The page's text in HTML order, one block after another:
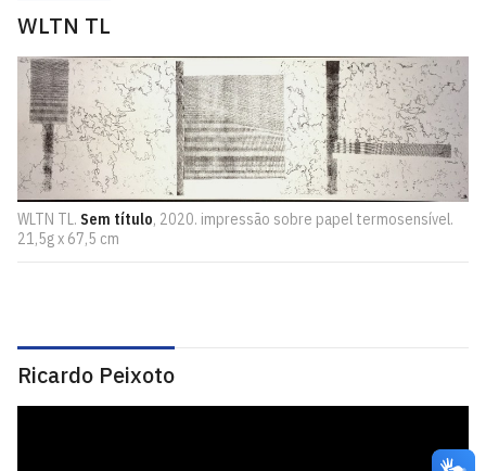
WLTN TL
WLTN TL. Sem título, 2020. impressão sobre papel termosensível.
21,5g x 67,5 cm
Ricardo Peixoto